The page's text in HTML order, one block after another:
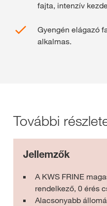
fajta, intenzív
Gyengén elágazó
alkalmas.
További
Jellemzők
A KWS FRINE
rendelkező, 0 érés
Alacsonyabb